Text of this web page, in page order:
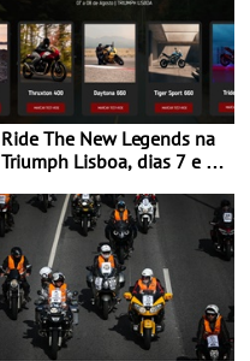
Ride The New Legends na
Triumph Lisboa, dias 7 e 8